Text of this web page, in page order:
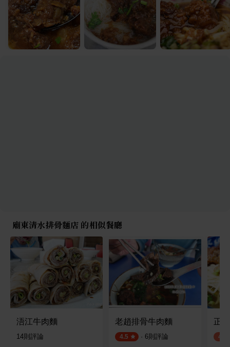
廟東清水排骨麵店 的相似餐廳
浯江牛肉麵
14則評論
老趙排骨牛肉麵
4.5 · 6則評論
正
4.2